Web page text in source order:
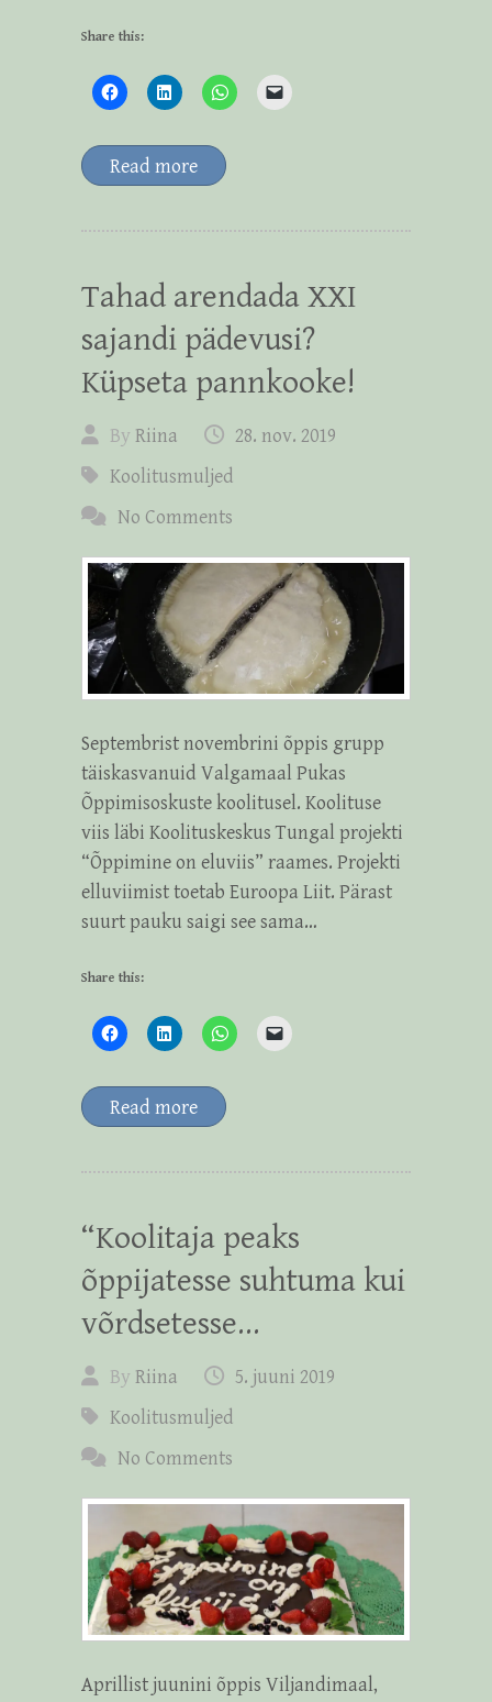
Share this:
Read more
Tahad arendada XXI
sajandi pädevusi?
Küpseta pannkooke!
By Riina
28. nov. 2019
Koolitusmuljed
No Comments
Septembrist novembrini õppis grupp
täiskasvanuid Valgamaal Pukas
Õppimisoskuste koolitusel. Koolituse
viis läbi Koolituskeskus Tungal projekti
“Õppimine on eluviis” raames. Projekti
elluviimist toetab Euroopa Liit. Pärast
suurt pauku saigi see sama…
Share this:
Read more
“Koolitaja peaks
õppijatesse suhtuma kui
võrdsetesse…
By Riina
5. juuni 2019
Koolitusmuljed
No Comments
Aprillist juunini õppis Viljandimaal,